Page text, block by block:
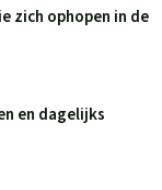
zich ophopen in de
en dagelijks